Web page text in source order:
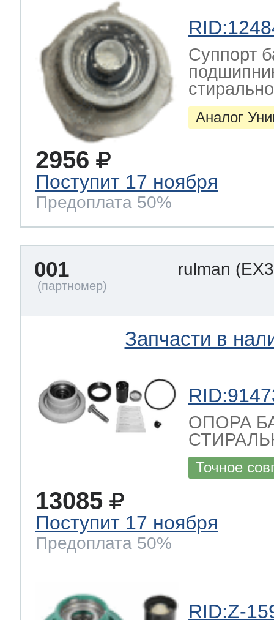
Суппорт
Аналог
2956
Поступит 17 ноября
Предоплата 50%
001 rulman
Запчасти в
ОПОРА
Точное
13085
Поступит 17 ноября
Предоплата 50%
RID:Z-